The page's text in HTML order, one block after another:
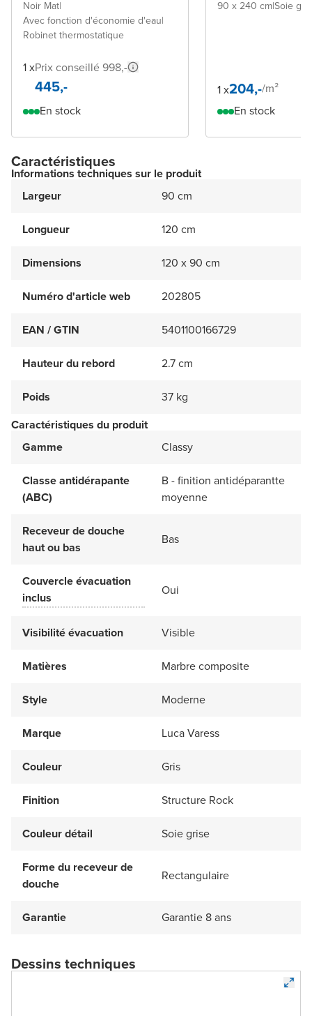
Noir Mat|
Avec fonction d'économie d'eau|
Robinet thermostatique
1 xPrix conseillé 998,-
445,-
En stock
90 x 240 cm|Soie
1 x204,-/m²
En stock
Caractéristiques
Informations techniques sur le produit
Largeur
90 cm
Longueur 120 cm
Dimensions 120 x 90 cm
Numéro d'article web 202805
EAN / GTIN 5401100166729
Hauteur du rebord 2.7 cm
Poids
37 kg
Caractéristiques du produit
Gamme
Classy
Classe antidérapante
(ABC)
B - finition antidéparantte
moyenne
Receveur de douche
haut ou bas
Bas
Couvercle évacuation
inclus
Oui
Visibilité évacuation Visible
Matières Marbre composite
Style Moderne
Marque Luca Varess
Couleur Gris
Finition Structure Rock
Couleur détail Soie grise
Forme du receveur de
douche
Rectangulaire
Garantie Garantie 8 ans
Dessins techniques